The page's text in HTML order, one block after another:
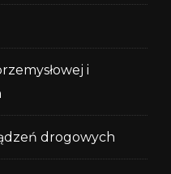
i
drogowych